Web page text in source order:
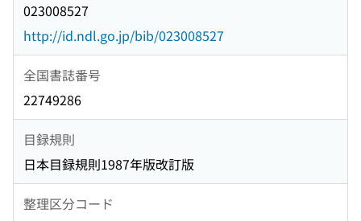
023008527
http://id.ndl.go.jp/bib/023008527
全国書誌番号
22749286
目録規則
日本目録規則1987年版改訂版
整理区分コード